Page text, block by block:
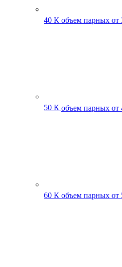
40 К объем парных от
50 К объем парных от
60 К объем парных от